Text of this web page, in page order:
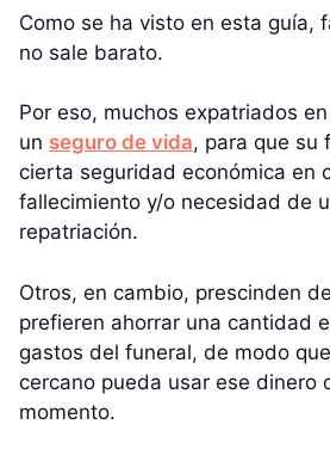
Como se ha visto en esta guía,
no sale barato.
Por eso, muchos expatriados
un seguro de vida, para que su
cierta seguridad económica en
fallecimiento y/o necesidad de
repatriación.
Otros, en cambio, prescinden
prefieren ahorrar una cantidad
gastos del funeral, de modo
cercano pueda usar ese dinero
momento.